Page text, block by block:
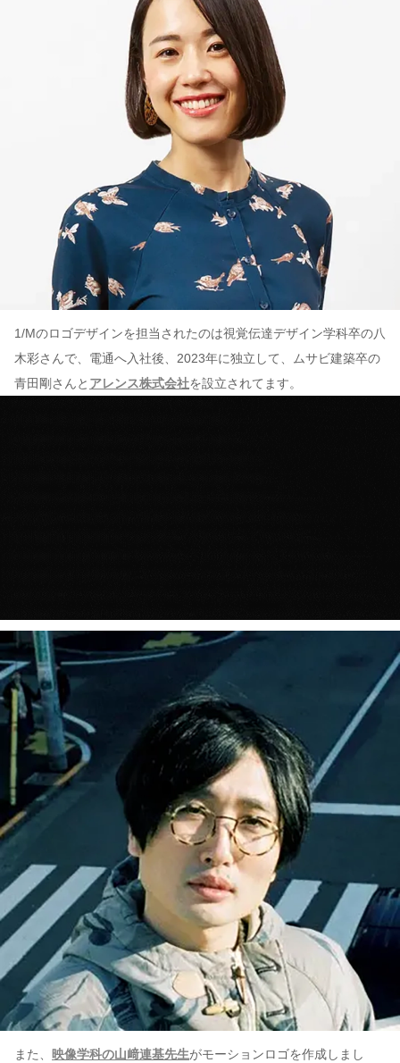
1/Mのロゴデザインを担当されたのは視覚伝達デザイン学科卒の⼋
⽊彩さんで、電通へ⼊社後、2023年に独⽴して、ムサビ建築卒の
青田剛さんと アレンス株式会社を設⽴されてます。
また、 映像学科の⼭﨑連基先生がモーションロゴを作成しまし